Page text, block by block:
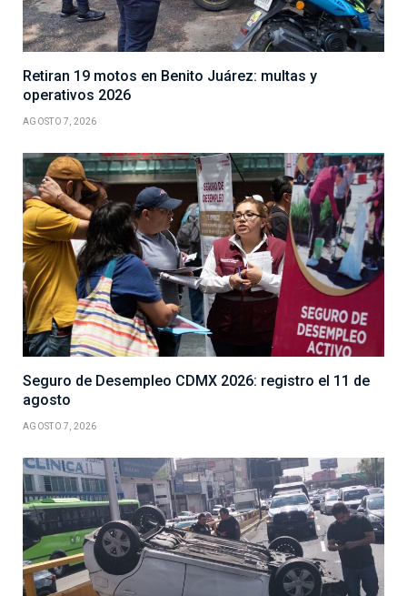
Retiran 19 motos en Benito Juárez: multas y
operativos 2026
AGOSTO 7, 2026
Seguro de Desempleo CDMX 2026: registro el 11 de
agosto
AGOSTO 7, 2026